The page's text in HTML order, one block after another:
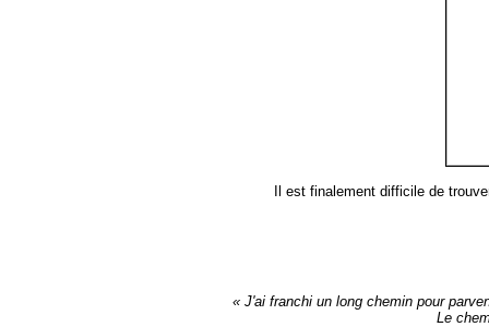
Il est finalement difficile de
« J'ai franchi un long chemin pour
Le